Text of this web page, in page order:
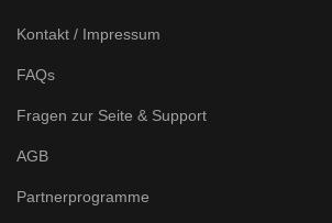
Kontakt / Impressum
FAQs
Fragen zur Seite & Support
AGB
Partnerprogramme